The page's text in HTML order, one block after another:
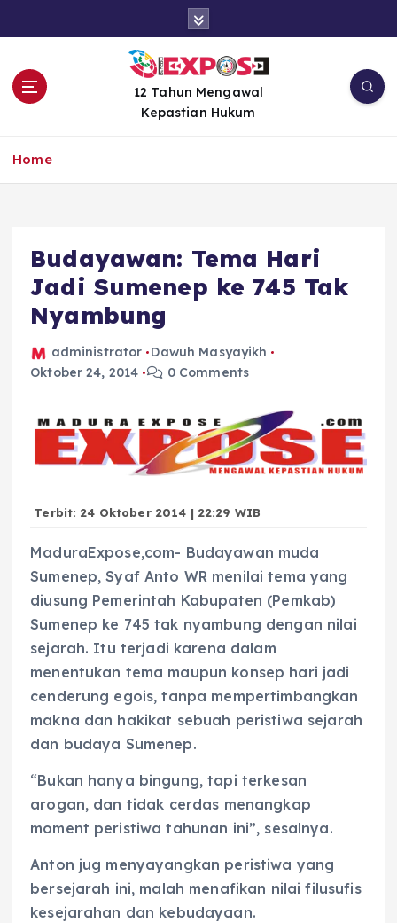
12 Tahun Mengawal
Kepastian Hukum
Home
Budayawan: Tema Hari
Jadi Sumenep ke 745 Tak
Nyambung
administrator
Dawuh Masyayikh
Oktober 24, 2014
0 Comments
Terbit: 24 Oktober 2014 | 22:29 WIB
MaduraExpose,com- Budayawan muda
Sumenep, Syaf Anto WR menilai tema yang
diusung Pemerintah Kabupaten (Pemkab)
Sumenep ke 745 tak nyambung dengan nilai
sejarah. Itu terjadi karena dalam
menentukan tema maupun konsep hari jadi
cenderung egois, tanpa mempertimbangkan
makna dan hakikat sebuah peristiwa sejarah
dan budaya Sumenep.
“Bukan hanya bingung, tapi terkesan
arogan, dan tidak cerdas menangkap
moment peristiwa tahunan ini”, sesalnya.
Anton jug menyayangkan peristiwa yang
bersejarah ini, malah menafikan nilai filusufis
kesejarahan dan kebudayaan.